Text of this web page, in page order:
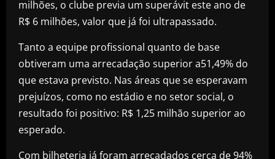
milhões, o clube previa um superávit este ano de
R$ 6 milhões, valor que já foi ultrapassado.
Tanto a equipe profissional quanto de base
obtiveram uma arrecadação superior a51,49% do
que estava previsto. Nas áreas que se esperavam
prejuízos, como no estádio e no setor social, o
resultado foi positivo: R$ 1,25 milhão superior ao
esperado.
Com bilheteria já foram arrecadados cerca de 94%